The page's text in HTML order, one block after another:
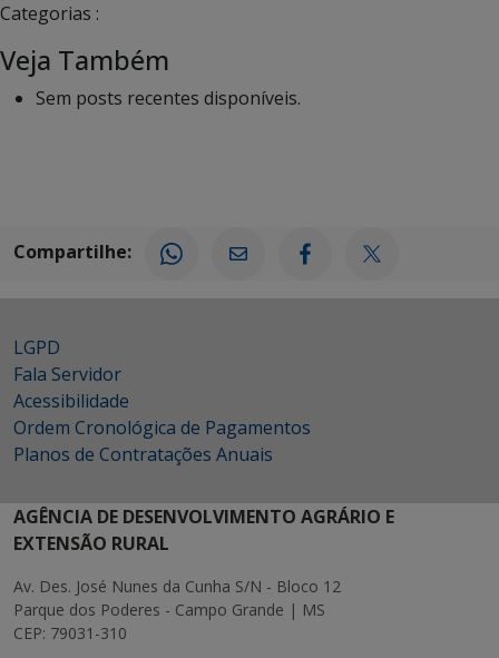
Categorias :
Veja Também
Sem posts recentes disponíveis.
Compartilhe:
LGPD
Fala Servidor
Acessibilidade
Ordem Cronológica de Pagamentos
Planos de Contratações Anuais
AGÊNCIA DE DESENVOLVIMENTO AGRÁRIO E
EXTENSÃO RURAL
Av. Des. José Nunes da Cunha S/N - Bloco 12
Parque dos Poderes - Campo Grande | MS
CEP: 79031-310